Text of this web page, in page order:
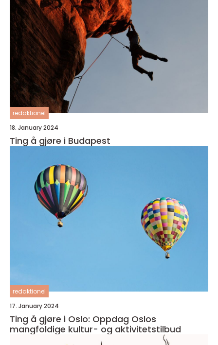
redaktionel
18. January 2024
Ting å gjøre i Budapest
redaktionel
17. January 2024
Ting å gjøre i Oslo: Oppdag Oslos
mangfoldige kultur- og aktivitetstilbud